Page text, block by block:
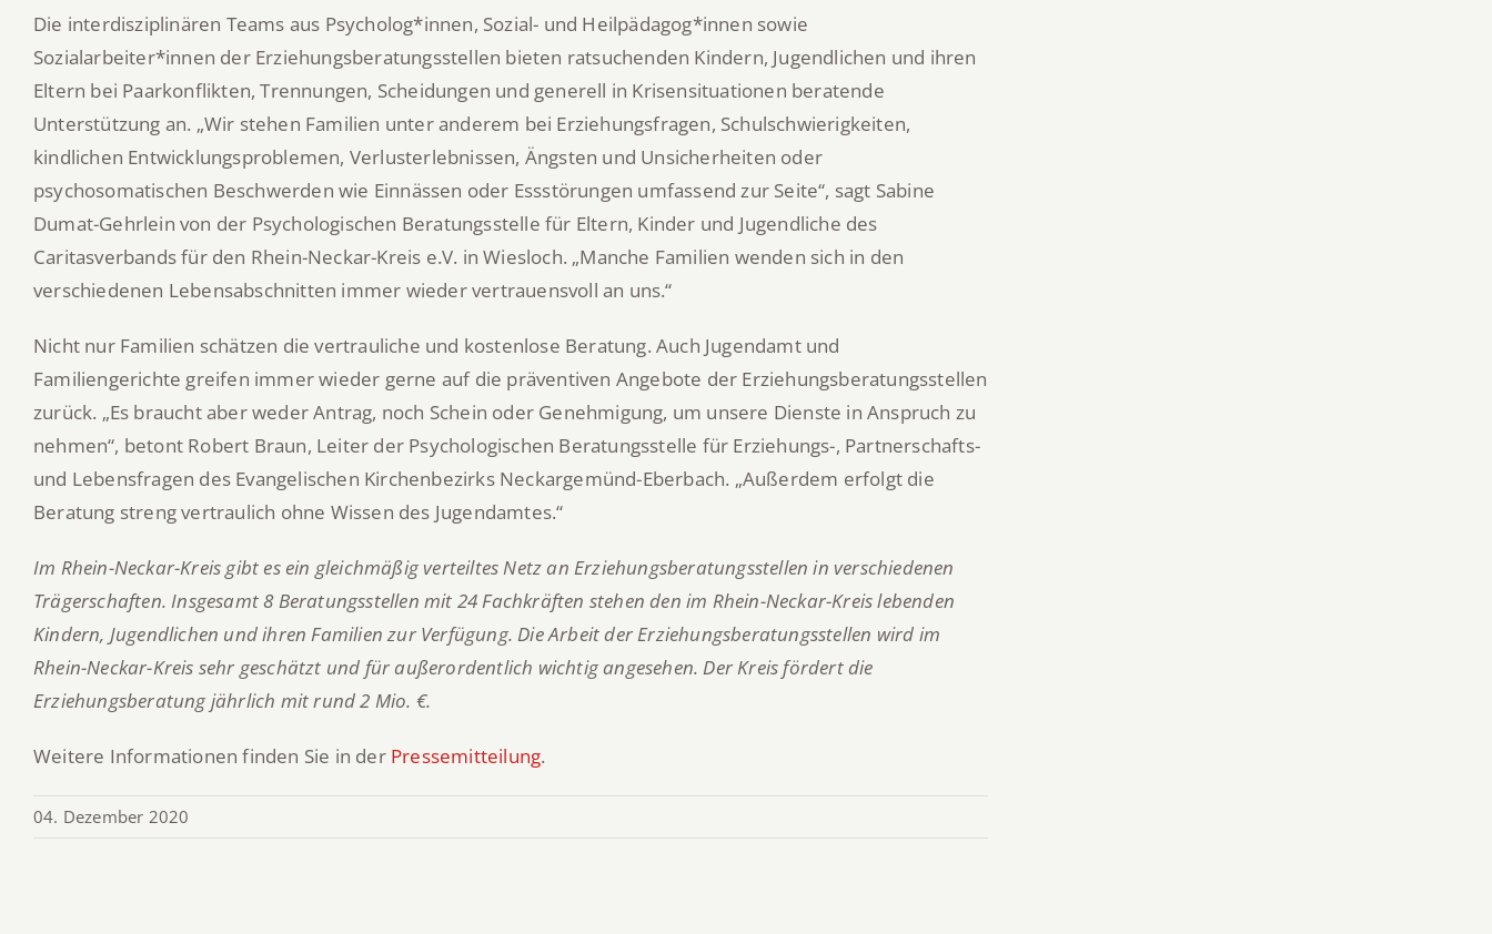
Die interdisziplinären Teams aus Psycholog*innen, Sozial- und Heilpädagog*innen sowie
Sozialarbeiter*innen der Erziehungsberatungsstellen bieten ratsuchenden Kindern, Jugendlichen und ihren
Eltern bei Paarkonflikten, Trennungen, Scheidungen und generell in Krisensituationen beratende
Unterstützung an. „Wir stehen Familien unter anderem bei Erziehungsfragen, Schulschwierigkeiten,
kindlichen Entwicklungsproblemen, Verlusterlebnissen, Ängsten und Unsicherheiten oder
psychosomatischen Beschwerden wie Einnässen oder Essstörungen umfassend zur Seite“, sagt Sabine
Dumat-Gehrlein von der Psychologischen Beratungsstelle für Eltern, Kinder und Jugendliche des
Caritasverbands für den Rhein-Neckar-Kreis e.V. in Wiesloch. „Manche Familien wenden sich in den
verschiedenen Lebensabschnitten immer wieder vertrauensvoll an uns.“
Nicht nur Familien schätzen die vertrauliche und kostenlose Beratung. Auch Jugendamt und
Familiengerichte greifen immer wieder gerne auf die präventiven Angebote der Erziehungsberatungsstellen
zurück. „Es braucht aber weder Antrag, noch Schein oder Genehmigung, um unsere Dienste in Anspruch zu
nehmen“, betont Robert Braun, Leiter der Psychologischen Beratungsstelle für Erziehungs-, Partnerschafts-
und Lebensfragen des Evangelischen Kirchenbezirks Neckargemünd-Eberbach. „Außerdem erfolgt die
Beratung streng vertraulich ohne Wissen des Jugendamtes.“
Im Rhein-Neckar-Kreis gibt es ein gleichmäßig verteiltes Netz an Erziehungsberatungsstellen in verschiedenen
Trägerschaften. Insgesamt 8 Beratungsstellen mit 24 Fachkräften stehen den im Rhein-Neckar-Kreis lebenden
Kindern, Jugendlichen und ihren Familien zur Verfügung.Die Arbeit der Erziehungsberatungsstellen wird im
Rhein-Neckar-Kreis sehr geschätzt und für außerordentlich wichtig angesehen. Der Kreis fördert die
Erziehungsberatung jährlich mit rund 2 Mio. €.
Weitere Informationen finden Sie in der Pressemitteilung.
04. Dezember 2020